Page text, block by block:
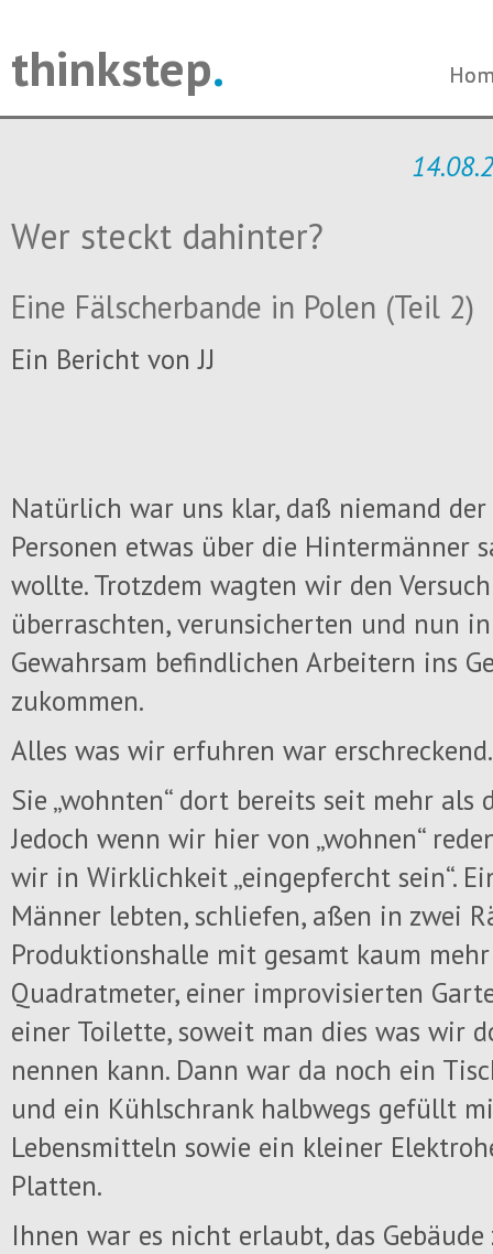
thinkstep.
Wer steckt dahinter?
Eine Fälscherbande in Polen (Teil 2)
Ein Bericht von JJ
Natürlich war uns klar, daß niemand
Personen etwas über die Hintermänner
wollte. Trotzdem wagten wir den
überraschten, verunsicherten und nun
Gewahrsam befindlichen Arbeitern ins
zukommen.
Alles was wir erfuhren war erschreckend.
Sie „wohnten“ dort bereits seit mehr als
Jedoch wenn wir hier von „wohnen“
wir in Wirklichkeit „eingepfercht sein“.
Männer lebten, schliefen, aßen in zwei
Produktionshalle mit gesamt kaum
Quadratmeter, einer improvisierten
einer Toilette, soweit man dies was wir
nennen kann. Dann war da noch ein
und ein Kühlschrank halbwegs gefüllt
Lebensmitteln sowie ein kleiner
Platten.
Ihnen war es nicht erlaubt, das